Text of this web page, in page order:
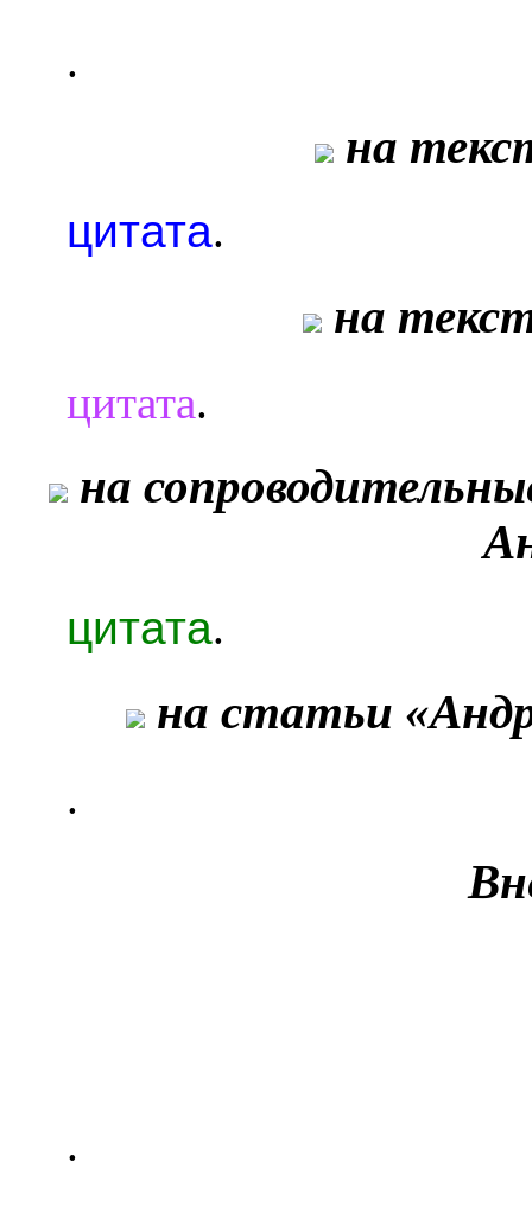
.
на
цитата.
на
цитата.
на
цитата.
на статьи
.
.